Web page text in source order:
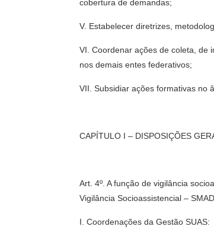
cobertura de demandas;
V. Estabelecer diretrizes,
VI. Coordenar ações de coleta, de
nos demais entes federativos;
VII. Subsidiar ações formativas no
CAPÍTULO I – DISPOSIÇÕES
Art. 4º. A função de vigilância
Vigilância Socioassistencial –
I. Coordenações da Gestão SUAS: